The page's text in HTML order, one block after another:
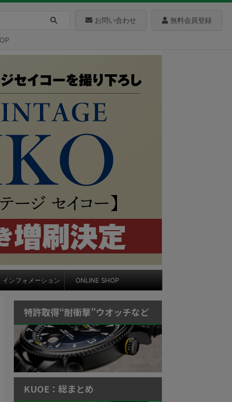
お問い合わせ 無料会員登録
インフォメーション ONLINE SHOP
特許取得“耐衝撃”ウオッチなど
KUOE：総まとめ